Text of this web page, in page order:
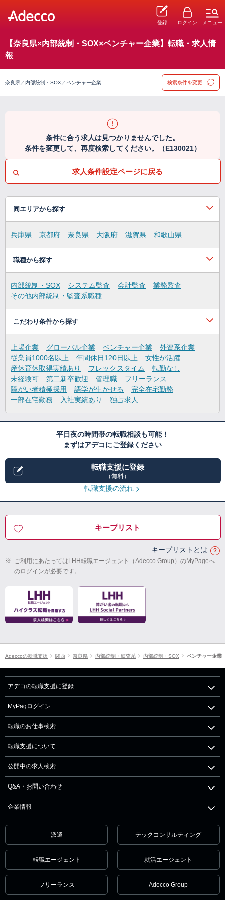
登録 ログイン メニュー
【奈良県×内部統制・SOX×ベンチャー企業】転職・求人情
報
奈良県／内部統制・SOX／ベンチャー企業 検索条件を変更
条件に合う求人は見つかりませんでした。
条件を変更して、再度検索してください。（E130021）
求人条件設定ページに戻る
同エリアから探す
兵庫県 京都府 奈良県 大阪府 滋賀県 和歌山県
職種から探す
内部統制・SOX システム監査 会計監査
業務監査
その他内部統制・監査系職種
こだわり条件から探す
上場企業 グローバル企業 ベンチャー企業
外資系企業
従業員1000名以上
年間休日120日以上
女性が活躍
産休育休取得実績あり
フレックスタイム
転勤なし
未経験可
第二新卒歓迎 管理職
フリーランス
障がい者積極採用
語学が生かせる
完全在宅勤務
一部在宅勤務
入社実績あり 独占求人
平日夜の時間帯の転職相談も可能！
まずはアデコにご登録ください
転職支援に登録
（無料）
転職支援の流れ
キープリスト
キープリストとは
※ ご利用にあたってはLHH転職エージェント（Adecco Group）のMyPageへ
のログインが必要です。
Adeccoの転職支援 関西 奈良県 内部統制・監査系 内部統制・SOX ベンチャー企業
アデコの転職支援に登録
MyPagログイン
転職のお仕事検索
転職支援について
公開中の求人検索
Q&A・お問い合わせ
企業情報
派遣 テックコンサルティング
転職エージェント 就活エージェント
フリーランス Adecco Group